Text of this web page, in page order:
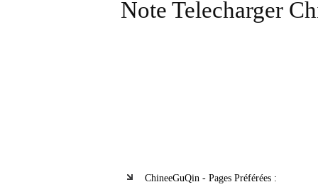
Note Telecharger
ChineeGuQin - Pages Préférées :